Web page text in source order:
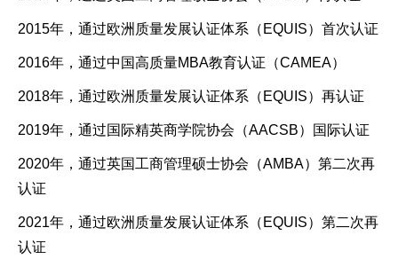
2015年，通过欧洲质量发展认证体系（EQUIS）首次认证
2016年，通过中国高质量MBA教育认证（CAMEA）
2018年，通过欧洲质量发展认证体系（EQUIS）再认证
2019年，通过国际精英商学院协会（AACSB）国际认证
2020年，通过英国工商管理硕士协会（AMBA）第二次再
认证
2021年，通过欧洲质量发展认证体系（EQUIS）第二次再
认证